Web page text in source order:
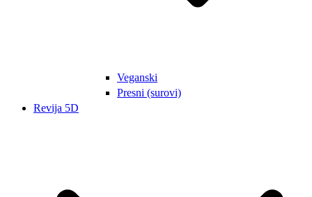
Veganski
Presni (surovi)
Revija 5D